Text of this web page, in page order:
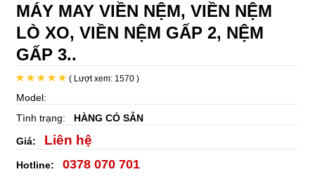
MÁY MAY VIỀN NỆM, VIỀN NỆM
LÒ XO, VIỀN NỆM GẤP 2, NỆM
GẤP 3..
( Lượt xem: 1570 )
Model:
Tình trạng: HÀNG CÓ SẴN
Giá: Liên hệ
Hotline: 0378 070 701